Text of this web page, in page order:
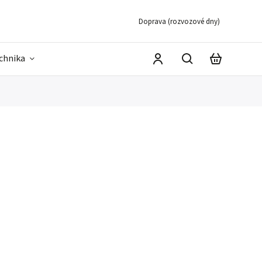
Doprava (rozvozové dny)